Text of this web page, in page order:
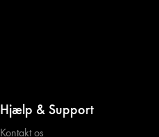
Hjælp & Support
Kontakt os